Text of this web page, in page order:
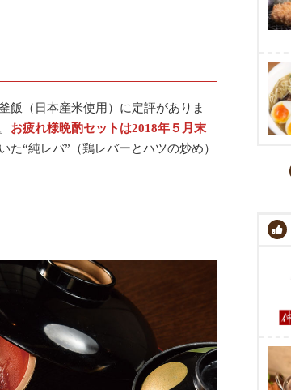
飯（日本産米使用）に定評がありま
お疲れ様晩酌セットは2018年５月末
た“純レバ”（鶏レバーとハツの炒め）